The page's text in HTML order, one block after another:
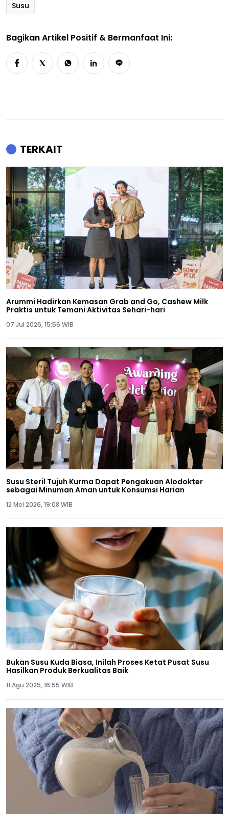
Susu
Bagikan Artikel Positif & Bermanfaat Ini:
TERKAIT
Arummi Hadirkan Kemasan Grab and Go, Cashew Milk
Praktis untuk Temani Aktivitas Sehari-hari
07 Jul 2026, 15:56 WIB
Susu Steril Tujuh Kurma Dapat Pengakuan Alodokter
sebagai Minuman Aman untuk Konsumsi Harian
12 Mei 2026, 19:08 WIB
Bukan Susu Kuda Biasa, Inilah Proses Ketat Pusat Susu
Hasilkan Produk Berkualitas Baik
11 Agu 2025, 16:55 WIB